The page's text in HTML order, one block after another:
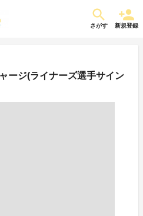
さがす 新規登録
ージ(ライナーズ選手サイン